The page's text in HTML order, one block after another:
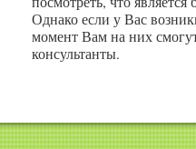
Однако если у Вас
момент Вам на них
консультанты.